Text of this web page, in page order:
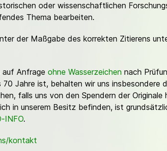
oder wissenschaftlichen
Thema bearbeiten.
der Maßgabe des korrekten Zitierens
auf Anfrage ohne Wasserzeichen nach
Jahre ist, behalten wir uns insbesondere
falls uns von den Spendern der
in unserem Besitz befinden, ist
INFO.
kontakt